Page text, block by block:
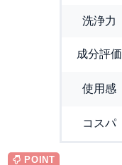
洗浄力
成分評価
使用感
コスパ